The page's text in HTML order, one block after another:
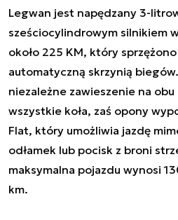
Legwan jest napędzany 3-
sześciocylindrowym silnikiem
około 225 KM, który
automatyczną skrzynią
niezależne zawieszenie na
wszystkie koła, zaś opony
Flat, który umożliwia jazdę
odłamek lub pocisk z broni
maksymalna pojazdu wynosi
km.